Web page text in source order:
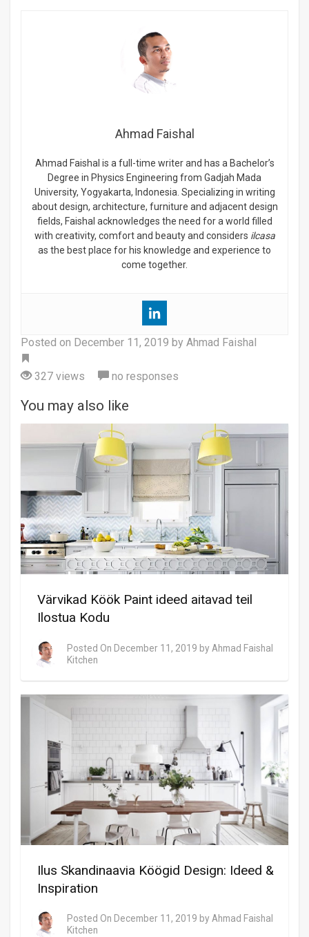
Ahmad Faishal
Ahmad Faishal is a full-time writer and has a Bachelor’s
Degree in Physics Engineering from Gadjah Mada
University, Yogyakarta, Indonesia. Specializing in writing
about design, architecture, furniture and adjacent design
fields, Faishal acknowledges the need for a world filled
with creativity, comfort and beauty and considers ilcasa
as the best place for his knowledge and experience to
come together.
Posted on December 11, 2019 by Ahmad Faishal
327 views
no responses
You may also like
Värvikad Köök Paint ideed aitavad teil
Ilostua Kodu
Posted On December 11, 2019 by Ahmad Faishal
Kitchen
Ilus Skandinaavia Köögid Design: Ideed &
Inspiration
Posted On December 11, 2019 by Ahmad Faishal
Kitchen